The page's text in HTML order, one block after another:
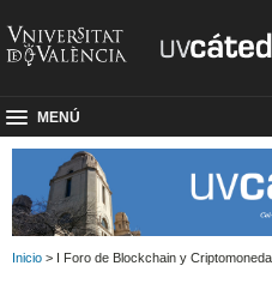
MENÚ
Inicio > I Foro de Blockchain y